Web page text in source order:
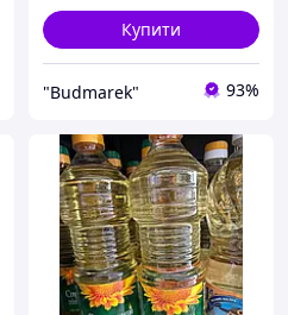
Купити
"Budmarek" 93%